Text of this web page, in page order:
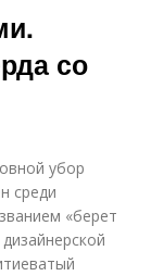
со
убор
среди
«берет